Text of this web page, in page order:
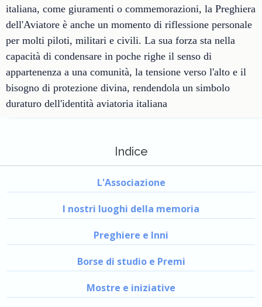
italiana, come giuramenti o commemorazioni, la Preghiera
dell'Aviatore è anche un momento di riflessione personale
per molti piloti, militari e civili. La sua forza sta nella
capacità di condensare in poche righe il senso di
appartenenza a una comunità, la tensione verso l'alto e il
bisogno di protezione divina, rendendola un simbolo
duraturo dell'identità aviatoria italiana
Indice
L'Associazione
I nostri luoghi della memoria
Preghiere e Inni
Borse di studio e Premi
Mostre e iniziative